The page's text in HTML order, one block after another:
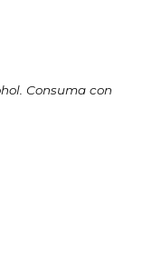
Consuma con